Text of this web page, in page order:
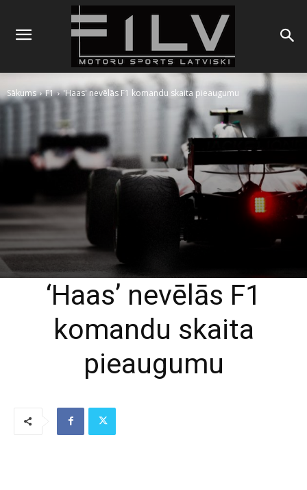
Sākums F1 'Haas' nevēlās F1 komandu skaita pieaugumu
‘Haas’ nevēlās F1
komandu skaita
pieaugumu